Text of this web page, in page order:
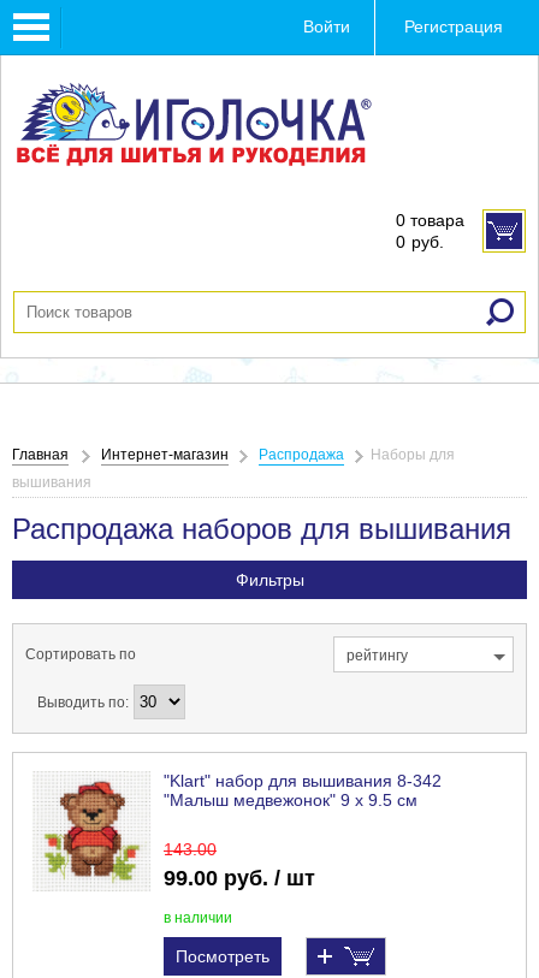
Toggle
navigation
Войти Регистрация
0 товара
0 руб.
Главная Интернет-магазин Распродажа
Наборы для
вышивания
Распродажа наборов для вышивания
Фильтры
Сортировать по рейтингу
Выводить по:
"Klart" набор для вышивания 8-342
"Малыш медвежонок" 9 х 9.5 см
143.00
99.00 руб. / шт
в наличии
Посмотреть